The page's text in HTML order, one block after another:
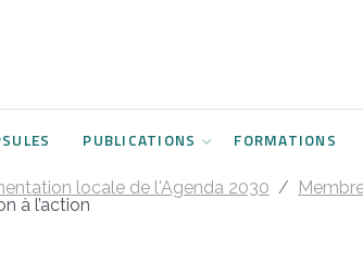
PUBLICATIONS FORMATIONS
locale de l'Agenda 2030
à l’action